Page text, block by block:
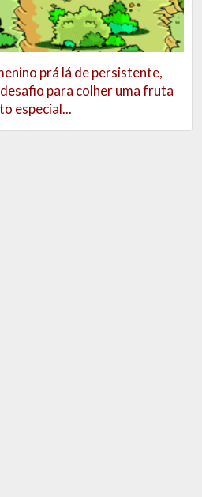
prá lá de persistente,
para colher uma fruta
especial...